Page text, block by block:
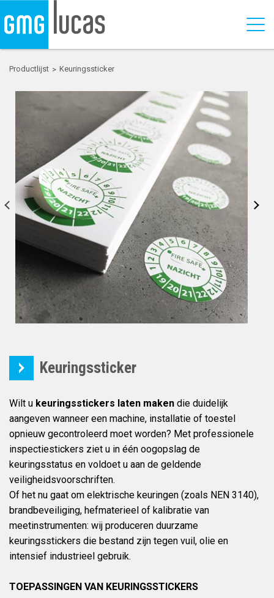
Productlijst Keuringssticker
Keuringssticker
Wilt u keuringsstickers laten maken die duidelijk
aangeven wanneer een machine, installatie of toestel
opnieuw gecontroleerd moet worden? Met professionele
inspectiestickers ziet u in één oogopslag de
keuringsstatus en voldoet u aan de geldende
veiligheidsvoorschriften.
Of het nu gaat om elektrische keuringen (zoals NEN 3140),
brandbeveiliging, hefmaterieel of kalibratie van
meetinstrumenten: wij produceren duurzame
keuringsstickers die bestand zijn tegen vuil, olie en
intensief industrieel gebruik.
TOEPASSINGEN VAN KEURINGSSTICKERS